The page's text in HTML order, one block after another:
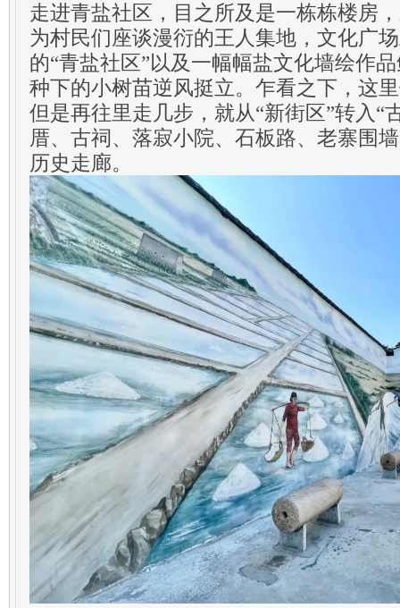
走进青盐社区，目之所及是一栋栋楼房
为村民们座谈漫衍的王人集地，文化广
的“青盐社区”以及一幅幅盐文化墙绘作
种下的小树苗逆风挺立。乍看之下，这
但是再往里走几步，就从“新街区”转入“
厝、古祠、落寂小院、石板路、老寨围
历史走廊。